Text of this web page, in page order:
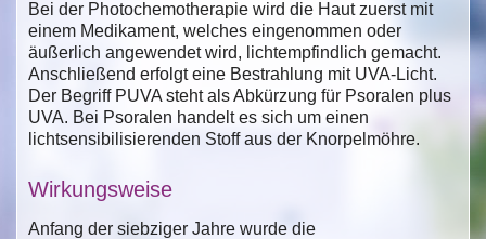
Bei der Photochemotherapie wird die Haut zuerst mit
einem Medikament, welches eingenommen oder
äußerlich angewendet wird, lichtempfindlich gemacht.
Anschließend erfolgt eine Bestrahlung mit UVA-Licht.
Der Begriff PUVA steht als Abkürzung für Psoralen plus
UVA. Bei Psoralen handelt es sich um einen
lichtsensibilisierenden Stoff aus der Knorpelmöhre.
Wirkungsweise
Anfang der siebziger Jahre wurde die